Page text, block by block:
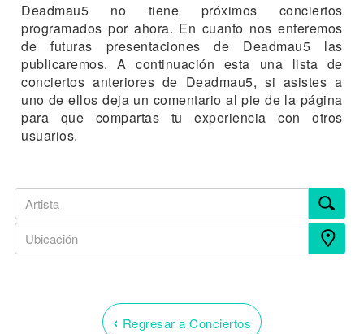
Deadmau5 no tiene próximos conciertos
programados por ahora. En cuanto nos enteremos
de futuras presentaciones de Deadmau5 las
publicaremos. A continuación esta una lista de
conciertos anteriores de Deadmau5, si asistes a
uno de ellos deja un comentario al pie de la página
para que compartas tu experiencia con otros
usuarios.
‹ Regresar a Conciertos